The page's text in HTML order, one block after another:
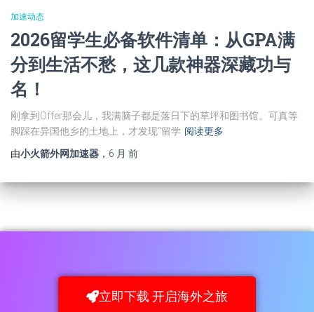
加速动态
2026留学生必备软件清单：从GPA满
分到生活不愁，这几款神器深藏功与
名！
刚拿到Offer那会儿，我满脑子都是落日下的草坪和图书馆。可真等
脚踩在异国他乡的土地上，才发现“留学 阅读更多
由小火箭外网加速器 ， 6 月 前
立即下载 开启海外之旅